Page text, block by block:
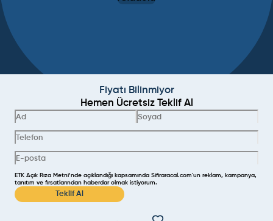
Fiyatı Bilinmiyor
Hemen Ücretsiz Teklif Al
ETK Açık Rıza Metni’nde açıklandığı kapsamında Sifiraracal.com'un reklam, kampanya,
tanıtım ve fırsatlarından haberdar olmak istiyorum.
Teklif Al